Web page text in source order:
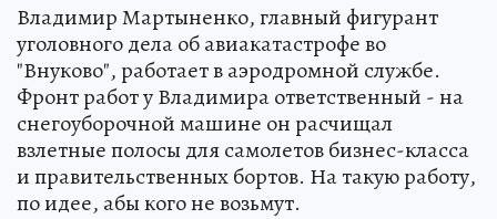
Владимир Мартыненко, главный фигурант
уголовного дела об авиакатастрофе во
"Внуково", работает в аэродромной службе.
Фронт работ у Владимира ответственный - на
снегоуборочной машине он расчищал
взлетные полосы для самолетов бизнес-класса
и правительственных бортов. На такую работу,
по идее, абы кого не возьмут.